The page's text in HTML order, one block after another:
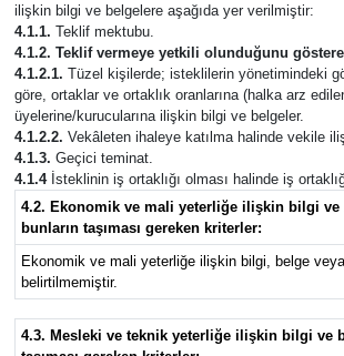
ilişkin bilgi ve belgelere aşağıda yer verilmiştir:
4.1.1. Teklif mektubu.
4.1.2. Teklif vermeye yetkili olunduğunu
4.1.2.1. Tüzel kişilerde; isteklilerin yönetimindeki
göre, ortaklar ve ortaklık oranlarına (halka arz
üyelerine/kurucularına ilişkin bilgi ve belgeler.
4.1.2.2. Vekâleten ihaleye katılma halinde vekile
4.1.3. Geçici teminat.
4.1.4İsteklinin iş ortaklığı olması halinde iş
4.2. Ekonomik ve mali yeterliğe ilişkin bilgi ve
bunların taşıması gereken kriterler:
Ekonomik ve mali yeterliğe ilişkin bilgi, belge
belirtilmemiştir.
4.3. Mesleki ve teknik yeterliğe ilişkin bilgi ve